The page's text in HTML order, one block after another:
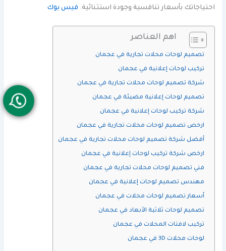
احتياجاتك بأسعار تنافسية وجودة استثنائية. فيس بوك
اهم العناصر
تصميم لوحات محلات تجارية في عجمان
تركيب لوحات إعلانية في عجمان
شركة تصميم لوحات محلات تجارية في عجمان
تصميم لوحات إعلانية مضيئة في عجمان
شركة تركيب لوحات إعلانية في عجمان
ارخص تصميم لوحات محلات تجارية في عجمان
أفضل شركة تصميم لوحات محلات تجارية في عجمان
ارخص شركة تركيب لوحات إعلانية في عجمان
فني تصميم لوحات محلات تجارية في عجمان
مهندس تصميم لوحات إعلانية في عجمان
أسعار تصميم لوحات محلات في عجمان
تصميم لوحات ثلاثية الأبعاد في عجمان
تركيب لافتات المحلات في عجمان
لوحات محلات 3D في عجمان